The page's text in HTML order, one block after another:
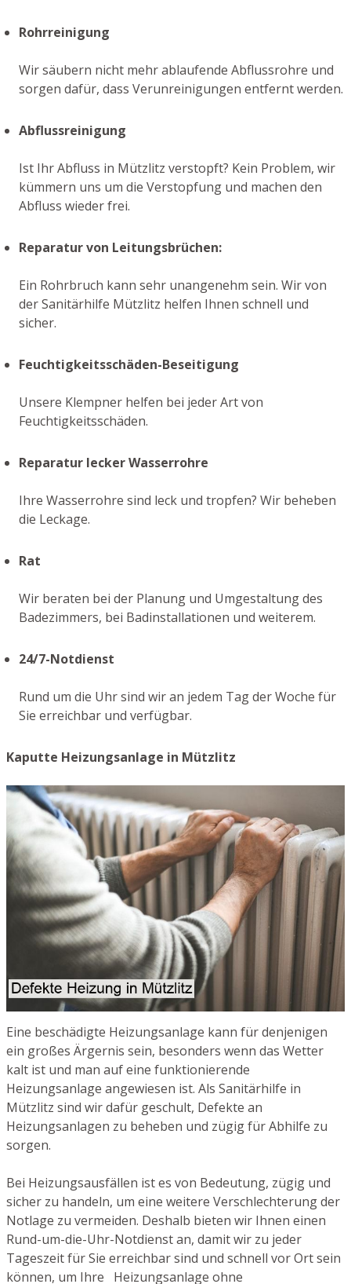
Rohrreinigung
Wir säubern nicht mehr ablaufende Abflussrohre und
sorgen dafür, dass Verunreinigungen entfernt werden.
Abflussreinigung
Ist Ihr Abfluss in Mützlitz verstopft? Kein Problem, wir
kümmern uns um die Verstopfung und machen den
Abfluss wieder frei.
Reparatur von Leitungsbrüchen:
Ein Rohrbruch kann sehr unangenehm sein. Wir von
der Sanitärhilfe Mützlitz helfen Ihnen schnell und
sicher.
Feuchtigkeitsschäden-Beseitigung
Unsere Klempner helfen bei jeder Art von
Feuchtigkeitsschäden.
Reparatur lecker Wasserrohre
Ihre Wasserrohre sind leck und tropfen? Wir beheben
die Leckage.
Rat
Wir beraten bei der Planung und Umgestaltung des
Badezimmers, bei Badinstallationen und weiterem.
24/7-Notdienst
Rund um die Uhr sind wir an jedem Tag der Woche für
Sie erreichbar und verfügbar.
Kaputte Heizungsanlage in Mützlitz
Eine beschädigte Heizungsanlage kann für denjenigen
ein großes Ärgernis sein, besonders wenn das Wetter
kalt ist und man auf eine funktionierende
Heizungsanlage angewiesen ist. Als Sanitärhilfe in
Mützlitz sind wir dafür geschult, Defekte an
Heizungsanlagen zu beheben und zügig für Abhilfe zu
sorgen.
Bei Heizungsausfällen ist es von Bedeutung, zügig und
sicher zu handeln, um eine weitere Verschlechterung der
Notlage zu vermeiden. Deshalb bieten wir Ihnen einen
Rund-um-die-Uhr-Notdienst an, damit wir zu jeder
Tageszeit für Sie erreichbar sind und schnell vor Ort sein
können, um Ihre Heizungsanlage ohne